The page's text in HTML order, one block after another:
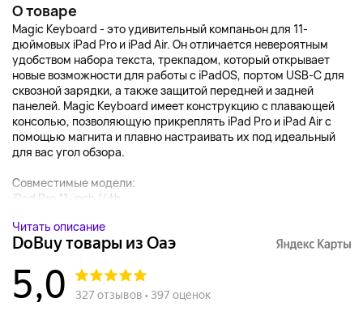
О товаре
Magic Keyboard - это удивительный компаньон для 11-
дюймовых iPad Pro и iPad Air. Он отличается невероятным
удобством набора текста, трекпадом, который открывает
новые возможности для работы с iPadOS, портом USB‑C для
сквозной зарядки, а также защитой передней и задней
панелей. Magic Keyboard имеет конструкцию с плавающей
консолью, позволяющую прикреплять iPad Pro и iPad Air с
помощью магнита и плавно настраивать их под идеальный
для вас угол обзора.
Совместимые модели:
iPad Pro 11-inch (4th...
Читать описание